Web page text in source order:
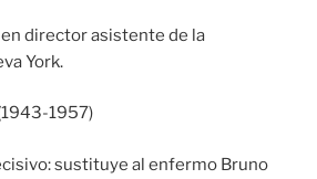
director asistente de la
York.
1957)
sustituye al enfermo Bruno